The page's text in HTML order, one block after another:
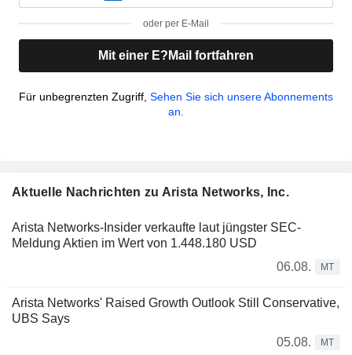
oder per E-Mail
Mit einer E?Mail fortfahren
Für unbegrenzten Zugriff, Sehen Sie sich unsere Abonnements
an.
Aktuelle Nachrichten zu Arista Networks, Inc.
Arista Networks-Insider verkaufte laut jüngster SEC-
Meldung Aktien im Wert von 1.448.180 USD
06.08.
MT
Arista Networks' Raised Growth Outlook Still Conservative,
UBS Says
05.08.
MT